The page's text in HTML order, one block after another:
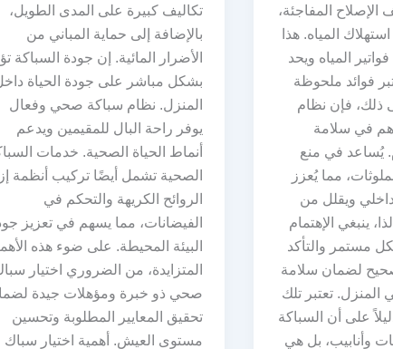
المفاجئة،
المياه. هذا
المياه ويحد
فوائد ملحوظة
ذلك، فإن نظام
في سلامة
يُساعد في منع
مما يُعزز
ويقلل من
ينبغي الإهتمام
مستمر والتأكد
لضمان سلامة
تعتبر تلك
على أن السباكة
وأنابيب، بل هي
تكاليف كبيرة على المدى الطويل،
بالإضافة إلى حماية المباني من
الأضرار المائية. إن جودة السباكة
بشكل مباشر على جودة الحياة
المنزل. نظام سباكة صحي وفعال
يوفر راحة البال للمقيمين ويدعم
أنماط الحياة الصحية. خدمات
الصحية تشمل أيضًا تركيب أنظمة
الروائح الكريهة والتحكم في
الفيضانات، مما يسهم في تعزيز
البيئة المحيطة. على ضوء هذه
المتزايدة، من الضروري اختيار
صحي ذو خبرة ومؤهلات جيدة
تحقيق المعايير المطلوبة وتحسين
مستوى العيش. أهمية اختيار سباك